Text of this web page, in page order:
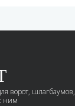
ворот, шлагбаумов,
ним